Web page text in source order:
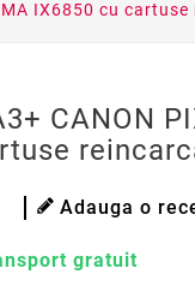
IX6850 cu
CANON
Adauga o
gratuit